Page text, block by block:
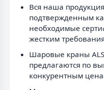
Вся наша
подтвержденным
необходимые
жестким
Шаровые краны
предлагаются по
конкурентным